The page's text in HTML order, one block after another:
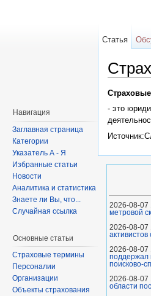
- это
Статья
Навигация
Заглавная страница
Категории
Указатель А - Я
Избранные статьи
Новости
Аналитика и статистика
Знаете ли Вы, что...
Случайная ссылка
Основные статьи
Страховые термины
Персоналии
Организации
Объекты страхования
2026-08-07
метровой
2026-08-07
2026-08-07
поддержал
2026-08-07
области